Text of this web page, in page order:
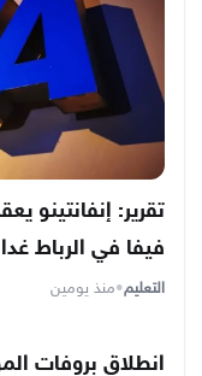
تقرير: إنفانتينو
فيفا في الرباط غدا
التعليم•منذ يومين
انطلاق بروفات